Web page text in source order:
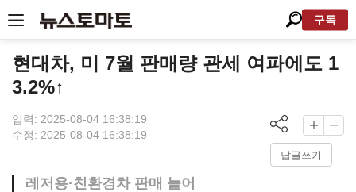
구독
현대차, 미 7월 판매량 관세 여파에도 1
3.2%↑
입력: 2025-08-04 16:38:19
수정: 2025-08-04 16:38:19
답글쓰기
레저용·친환경차 판매 늘어